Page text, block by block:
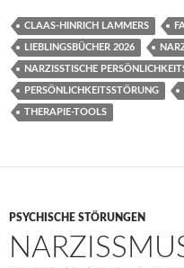
CLAAS-HINRICH LAMMERS
LIEBLINGSBÜCHER 2026
NARZISSTISCHE
PERSÖNLICHKEITSSTÖRUNG
THERAPIE-TOOLS
PSYCHISCHE STÖRUNGEN